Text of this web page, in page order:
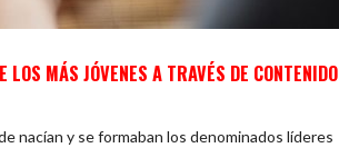
MÁS JÓVENES A TRAVÉS DE CONTENIDO
nacían y se formaban los denominados líderes